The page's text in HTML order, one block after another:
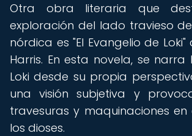
Otra obra literaria que
exploración del lado travieso
nórdica es "El Evangelio de Loki"
Harris. En esta novela, se
Loki desde su propia
una visión subjetiva y
travesuras y maquinaciones
los dioses.